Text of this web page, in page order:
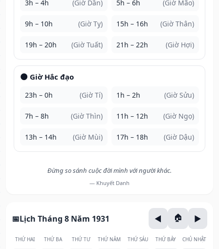
3h – 4h (Giờ Dần) 5h – 6h (Giờ Mão)
9h – 10h (Giờ Tỵ) 15h – 16h (Giờ Thân)
19h – 20h (Giờ Tuất) 21h – 22h (Giờ Hợi)
🌑 Giờ Hắc đạo
23h – 0h (Giờ Tí) 1h – 2h (Giờ Sửu)
7h – 8h (Giờ Thìn) 11h – 12h (Giờ Ngọ)
13h – 14h (Giờ Mùi) 17h – 18h (Giờ Dậu)
Đừng so sánh cuộc đời mình với người khác.
— Khuyết Danh
Lịch Tháng 8 Năm 1931
THỨ HAI THỨ BA THỨ TƯ THỨ NĂM THỨ SÁU THỨ BẢY CHỦ NHẬT